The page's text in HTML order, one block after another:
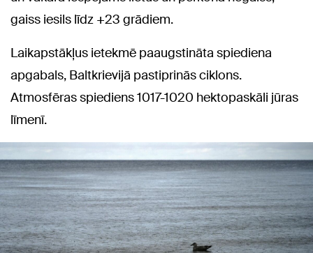
gaiss iesils līdz +23 grādiem.
Laikapstākļus ietekmē paaugstināta spiediena
apgabals, Baltkrievijā pastiprinās ciklons.
Atmosfēras spiediens 1017-1020 hektopaskāli jūras
līmenī.